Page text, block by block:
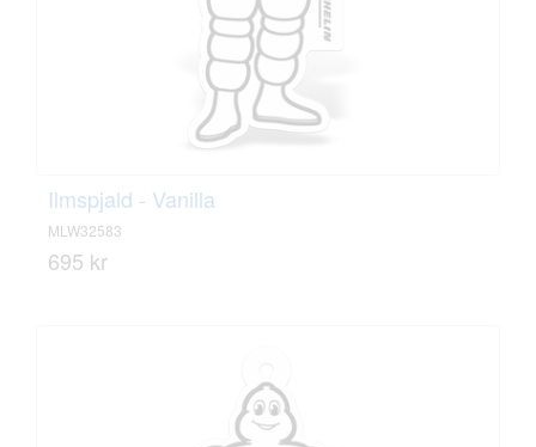
Ilmspjald - Vanilla
MLW32583
695 kr